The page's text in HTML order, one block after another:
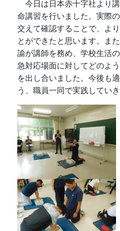
今日は日本赤十字社より
命講習を行いました。実際
交えて確認することで、よ
とができたと思います。ま
諭が講師を務め、学校生活
急対応場面に対してどのよ
を出し合いました。今後も
う、職員一同で実践していき